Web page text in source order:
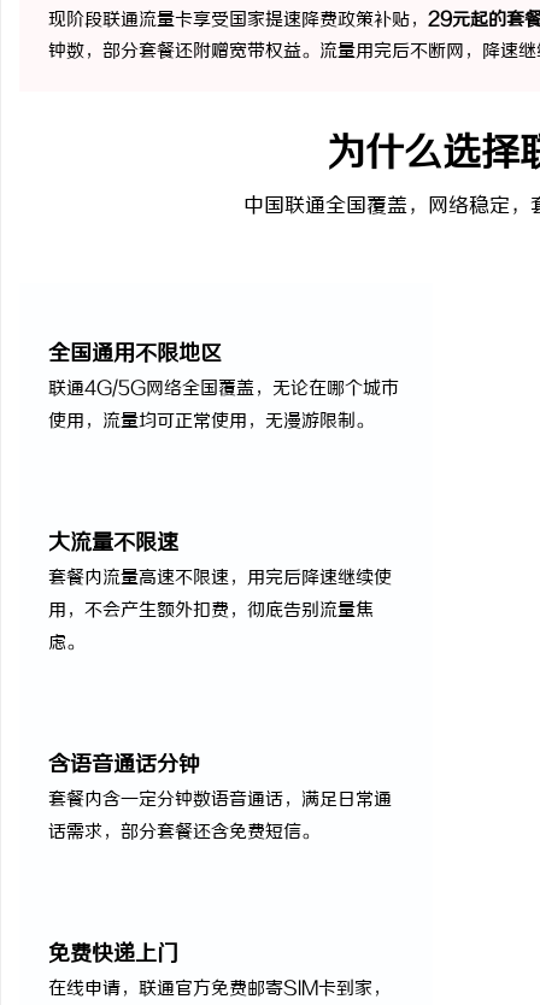
现阶段联通流量卡享受国家提速降费政策补贴， 29元起的套
钟数，部分套餐还附赠宽带权益。流量用完后不断网，降速
为什么选择
中国联通全国覆盖，网络稳定
全国通用不限地区
联通4G/5G网络全国覆盖，无论在哪个城市
使用，流量均可正常使用，无漫游限制。
大流量不限速
套餐内流量高速不限速，用完后降速继续使
用，不会产生额外扣费，彻底告别流量焦
虑。
含语音通话分钟
套餐内含一定分钟数语音通话，满足日常通
话需求，部分套餐还含免费短信。
免费快递上门
在线申请，联通官方免费邮寄SIM卡到家，